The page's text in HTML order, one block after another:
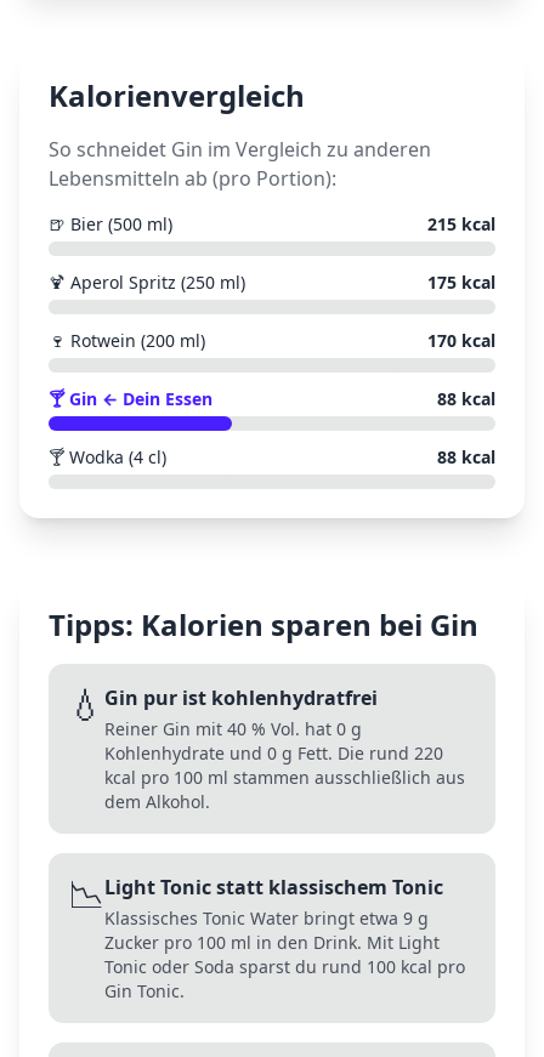
Kalorienvergleich
So schneidet Gin im Vergleich zu anderen
Lebensmitteln ab (pro Portion):
🍺 Bier (500 ml) 215 kcal
🍹 Aperol Spritz (250 ml) 175 kcal
🍷 Rotwein (200 ml) 170 kcal
🍸 Gin ← Dein Essen 88 kcal
🍸 Wodka (4 cl) 88 kcal
Tipps: Kalorien sparen bei Gin
💧 Gin pur ist kohlenhydratfrei
Reiner Gin mit 40 % Vol. hat 0 g
Kohlenhydrate und 0 g Fett. Die rund 220
kcal pro 100 ml stammen ausschließlich aus
dem Alkohol.
📉Light Tonic statt klassischem Tonic
Klassisches Tonic Water bringt etwa 9 g
Zucker pro 100 ml in den Drink. Mit Light
Tonic oder Soda sparst du rund 100 kcal pro
Gin Tonic.